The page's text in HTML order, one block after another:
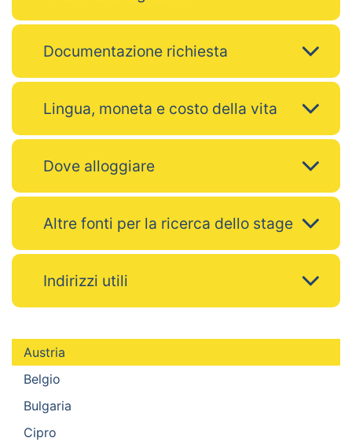
Austria
Belgio
Bulgaria
Cipro
Documentazione richiesta
Lingua, moneta e costo della vita
Dove alloggiare
Altre fonti per la ricerca dello stage
Indirizzi utili